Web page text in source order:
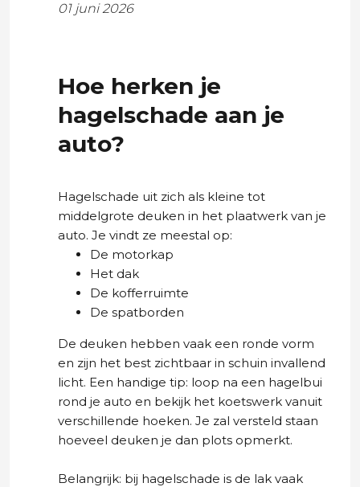
01 juni 2026
Hoe herken je
hagelschade aan je
auto?
Hagelschade uit zich als kleine tot
middelgrote deuken in het plaatwerk van je
auto. Je vindt ze meestal op:
De motorkap
Het dak
De kofferruimte
De spatborden
De deuken hebben vaak een ronde vorm
en zijn het best zichtbaar in schuin invallend
licht. Een handige tip: loop na een hagelbui
rond je auto en bekijk het koetswerk vanuit
verschillende hoeken. Je zal versteld staan
hoeveel deuken je dan plots opmerkt.
Belangrijk: bij hagelschade is de lak vaak